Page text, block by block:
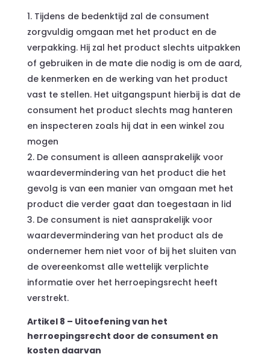
Tijdens de bedenktijd zal de consument
zorgvuldig omgaan met het product en de
verpakking. Hij zal het product slechts uitpakken
of gebruiken in de mate die nodig is om de aard,
de kenmerken en de werking van het product
vast te stellen. Het uitgangspunt hierbij is dat de
consument het product slechts mag hanteren
en inspecteren zoals hij dat in een winkel zou
mogen
De consument is alleen aansprakelijk voor
waardevermindering van het product die het
gevolg is van een manier van omgaan met het
product die verder gaat dan toegestaan in lid
De consument is niet aansprakelijk voor
waardevermindering van het product als de
ondernemer hem niet voor of bij het sluiten van
de overeenkomst alle wettelijk verplichte
informatie over het herroepingsrecht heeft
verstrekt.
Artikel 8 – Uitoefening van het
herroepingsrecht door de consument en
kosten daarvan